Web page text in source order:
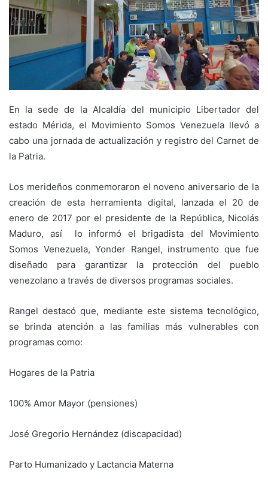
En la sede de la Alcaldía del municipio Libertador del
estado Mérida, el Movimiento Somos Venezuela llevó a
cabo una jornada de actualización y registro del Carnet de
la Patria.
​Los merideños conmemoraron el noveno aniversario de la
creación de esta herramienta digital, lanzada el 20 de
enero de 2017 por el presidente de la República, Nicolás
Maduro, así lo informó el brigadista del Movimiento
Somos Venezuela, Yonder Rangel, instrumento que fue
diseñado para garantizar la protección del pueblo
venezolano a través de diversos programas sociales.
​Rangel destacó que, mediante este sistema tecnológico,
se brinda atención a las familias más vulnerables con
programas como:
​Hogares de la Patria
100% Amor Mayor (pensiones)
​José Gregorio Hernández (discapacidad)
​Parto Humanizado y Lactancia Materna